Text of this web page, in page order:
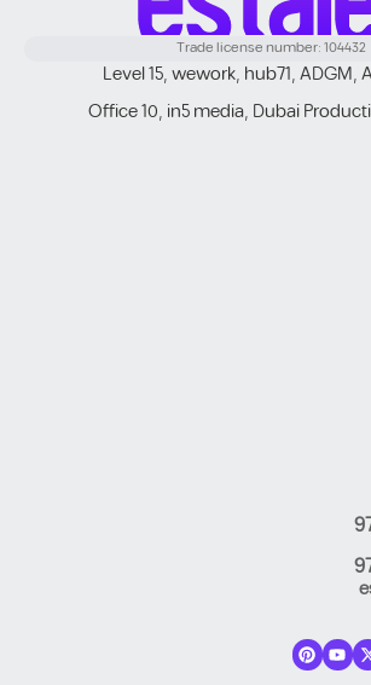
Trade license number: 104432
Office 10, in5 media, Dubai